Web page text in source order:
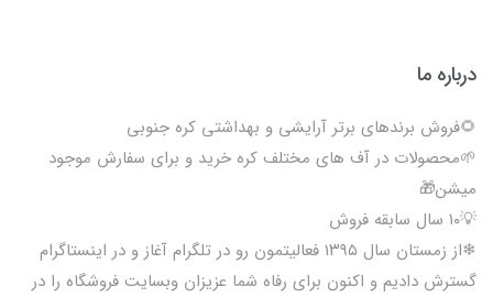
درباره ما
🌻فروش برندهای برتر آرایشی و بهداشتی کره جنوبی
🌱محصولات در آف های مختلف کره خرید و برای سفارش موجود
میشن🎁
💡۱۰ سال سابقه فروش
❄از زمستان سال ۱۳۹۵ فعالیتمون رو در تلگرام آغاز و در اینستاگرام
گسترش دادیم و اکنون برای رفاه شما عزیزان وبسایت فروشگاه را در